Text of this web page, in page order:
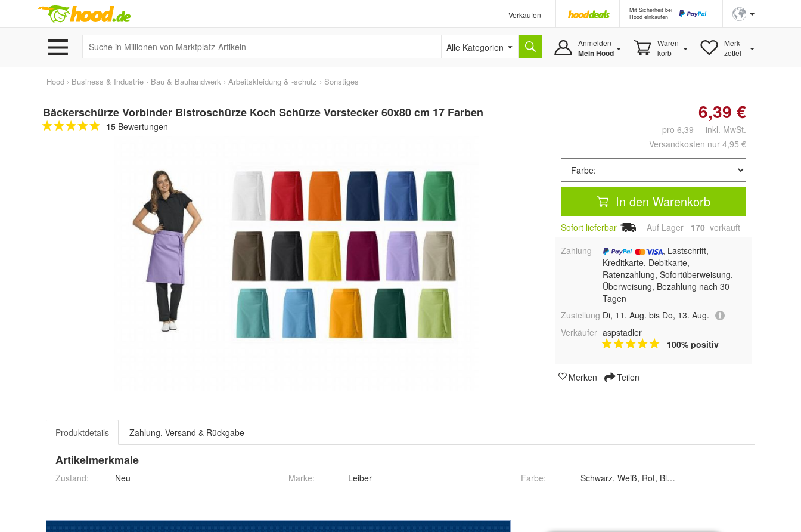
Verkaufen
Mit Sicherheit bei
Hood einkaufen
Alle Kategorien Anmelden
Mein Hood
Waren-
korb
Merk-
zettel
Hood › Business & Industrie › Bau & Bauhandwerk › Arbeitskleidung & -schutz › Sonstiges
Bäckerschürze Vorbinder Bistroschürze Koch Schürze Vorstecker 60x80 cm 17 Farben
15 Bewertungen
6,39 €
pro 6,39 inkl. MwSt.
Versandkosten nur 4,95 €
In den Warenkorb
Sofort lieferbar Auf Lager 170 verkauft
Zahlung
, Lastschrift,
Kreditkarte, Debitkarte,
Ratenzahlung, Sofortüberweisung,
Überweisung, Bezahlung nach 30
Tagen
Zustellung Di, 11. Aug. bis Do, 13. Aug.
Verkäufer aspstadler
100% positiv
Merken Teilen
Produktdetails Zahlung, Versand & Rückgabe
Artikelmerkmale
Zustand: Neu Marke: Leiber Farbe: Schwarz, Weiß, Rot, Blau, Dunkelblau, Gelb, Dunkelrot,